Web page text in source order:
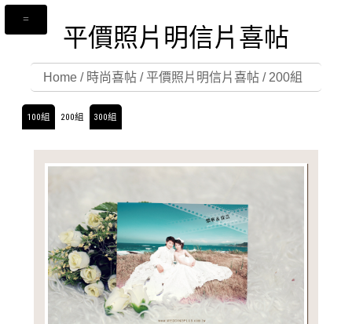
平價照片明信片喜帖
Home/ 時尚喜帖/平價照片明信片喜帖/ 200組
100組 200組 300組